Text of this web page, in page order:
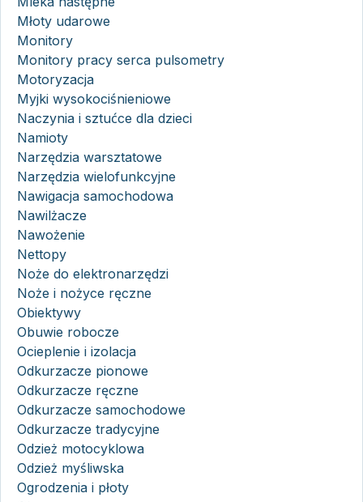
Młoty udarowe
Monitory
Monitory pracy serca pulsometry
Motoryzacja
Myjki wysokociśnieniowe
Naczynia i sztućce dla dzieci
Namioty
Narzędzia warsztatowe
Narzędzia wielofunkcyjne
Nawigacja samochodowa
Nawilżacze
Nawożenie
Nettopy
Noże do elektronarzędzi
Noże i nożyce ręczne
Obiektywy
Obuwie robocze
Ocieplenie i izolacja
Odkurzacze pionowe
Odkurzacze ręczne
Odkurzacze samochodowe
Odkurzacze tradycyjne
Odzież motocyklowa
Odzież myśliwska
Ogrodzenia i płoty